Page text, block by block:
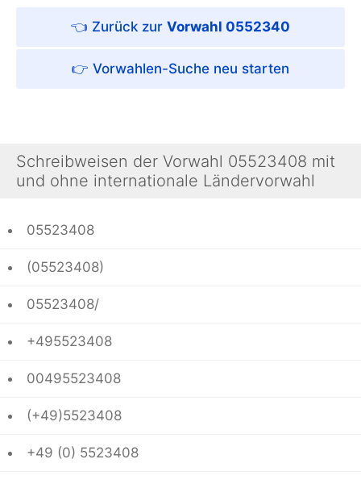
Vorwahl 0552340
Vorwahlen-Suche
Schreibweisen der Vorwahl 05523408 mit
und ohne internationale Ländervorwahl
05523408
(05523408)
05523408/
+495523408
00495523408
(+49)5523408
+49 (0) 5523408